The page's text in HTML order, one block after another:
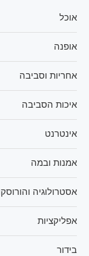
אוכל
אופנה
אחריות וסביבה
איכות הסביבה
אינטרנט
אמנות ובמה
אסטרולוגיה
אפליקציות
בידור